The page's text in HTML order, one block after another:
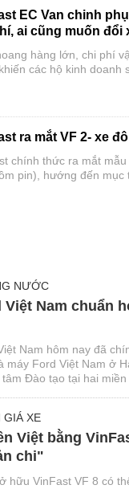
EC Van chinh
ai cũng muốn đổi
hàng lớn, chi phí
các hộ kinh doanh
ra mắt VF 2- xe
chính thức ra mắt
pin), hướng đến
NƯỚC
Việt Nam chuẩn
Nam hôm nay đã
máy Ford Việt Nam ở
tâm Đào tạo tại hai
GIÁ XE
Việt bằng
chi"
hữu VinFast VF 8 có